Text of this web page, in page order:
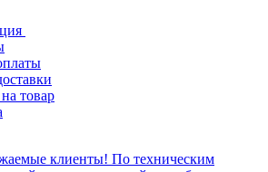
товар
клиенты! По техническим